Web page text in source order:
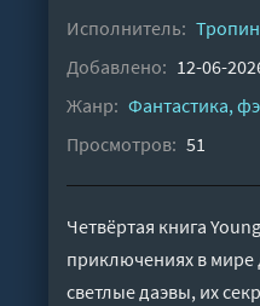
Исполнитель:
Добавлено: 12-06-
Жанр: Фантастика,
Просмотров: 51
Четвёртая книга
приключениях в мире
светлые даэвы, их